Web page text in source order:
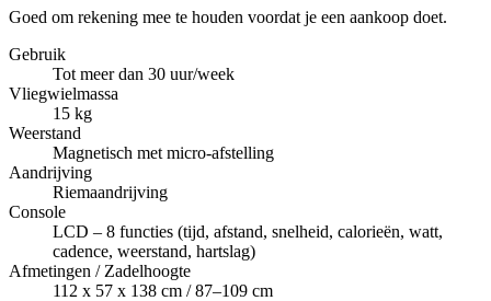
Goed om rekening mee te houden voordat je een aankoop doet.
Gebruik
Tot meer dan 30 uur/week
Vliegwielmassa
15 kg
Weerstand
Magnetisch met micro-afstelling
Aandrijving
Riemaandrijving
Console
LCD – 8 functies (tijd, afstand, snelheid, calorieën, watt,
cadence, weerstand, hartslag)
Afmetingen / Zadelhoogte
112 x 57 x 138 cm / 87–109 cm